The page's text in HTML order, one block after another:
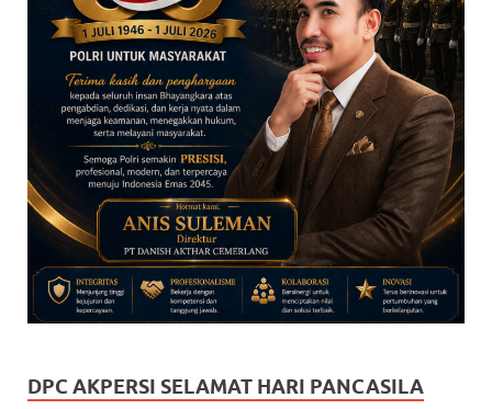
DPC AKPERSI SELAMAT HARI PANCASILA